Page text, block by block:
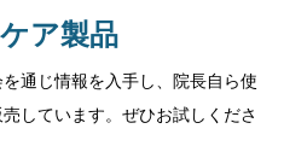
ア製品
通じ情報を入手し、院長自ら使
しています。ぜひお試しくださ